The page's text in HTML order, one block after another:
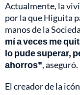
Actualmente, la
por la que Higuita
manos de la
mí a veces me
lo pude superar,
ahorros”, aseguró.
El creador de la